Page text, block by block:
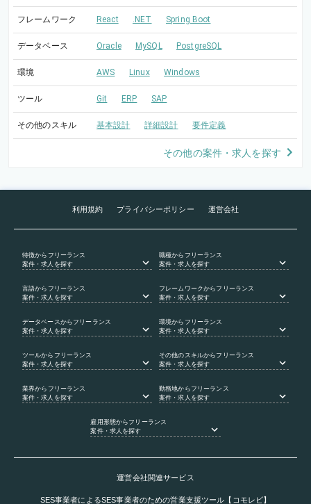
フレームワーク React .NET Spring Boot
データベース Oracle MySQL PostgreSQL
環境 AWS Linux Windows
ツール Git ERP SAP
その他のスキル 基本設計 詳細設計 要件定義
その他の案件・求人を探す
利用規約 プライバシーポリシー 運営会社
特徴からフリーランス
案件・求人を探す
職種からフリーランス
案件・求人を探す
言語からフリーランス
案件・求人を探す
フレームワークからフリーランス
案件・求人を探す
データベース からフリーランス
案件・求人を探す
環境からフリーランス
案件・求人を探す
ツールからフリーランス
案件・求人を探す
その他のスキルからフリーランス
案件・求人を探す
業界からフリーランス
案件・求人を探す
勤務地からフリーランス
案件・求人を探す
雇用形態からフリーランス
案件・求人を探す
運営会社関連サービス
SES事業者によるSES事業者のための営業支援ツール【コモレビ】